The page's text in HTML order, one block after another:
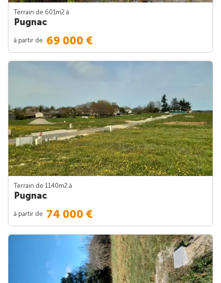
Terrain de 601m2 à
Pugnac
à partir de 69 000 €
Terrain de 1140m2 à
Pugnac
à partir de 74 000 €